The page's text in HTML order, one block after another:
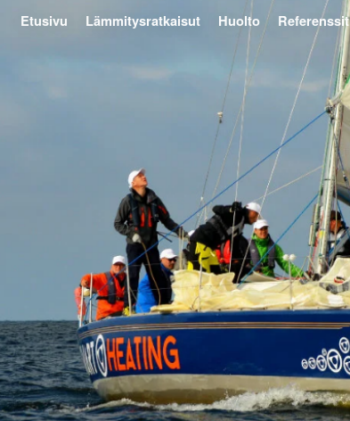
Etusivu Lämmitysratkaisut Huolto Referenssit